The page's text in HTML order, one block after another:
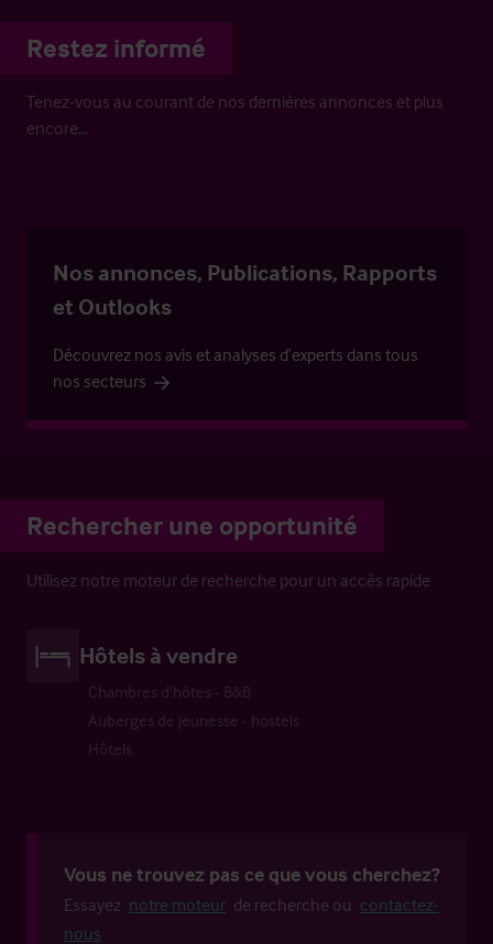
Restez informé
Tenez-vous au courant de nos dernières annonces et plus
encore…
Nos annonces, Publications, Rapports
et Outlooks
Découvrez nos avis et analyses d’experts dans tous
nos secteurs
Rechercher une opportunité
Utilisez notre moteur de recherche pour un accès rapide
Hôtels à vendre
Chambres d’hôtes - B&B
Auberges de jeunesse - hostels
Hôtels
Vous ne trouvez pas ce que vous cherchez?
Essayez notre moteur de recherche ou contactez-
nous